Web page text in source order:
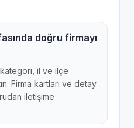
doğru firmayı
il ve ilçe
Firma kartları ve detay
iletişime